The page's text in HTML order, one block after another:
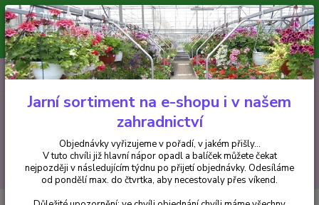
Minimální hodnota pro odeslání z e-shopu je 300 Kč.
V tuto chvíli již hlavní nápor objednávek opadl a balíček můžete čekat
nejpozději v následujícím týdnu po přijetí objednávky. Objednávky
vyřizujeme v pořadí, v jakém přišly...
CZK
Hledat
+420 602 223 614 0ks
za0 Kč
Jarní sortiment na e-shopu i v našem
zahradnictví
Objednávky vyřizujeme v pořadí, v jakém přišly...
V tuto chvíli již hlavní nápor opadl a balíček můžete čekat
nejpozději v následujícím týdnu po přijetí objednávky. Odesíláme
od pondělí max. do čtvrtka, aby necestovaly přes víkend.